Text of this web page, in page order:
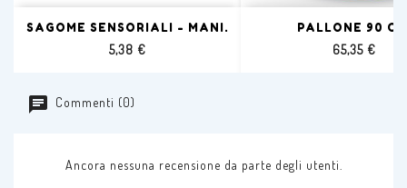
SAGOME SENSORIALI - MANI.
Prezzo
5,38 €
PALLONE 90
Prezzo
65,35 €
Commenti (0)
Ancora nessuna recensione da parte degli utenti.